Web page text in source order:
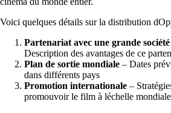
Voici quelques détails sur la distribution
Partenariat avec une grande
Description des avantages de ce
Plan de sortie mondiale – Dates
dans différents pays
Promotion internationale –
promouvoir le film à léchelle mondiale